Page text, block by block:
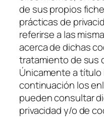
de sus propios
prácticas de
referirse a las
acerca de dichas
tratamiento de sus
Únicamente a
continuación los
pueden consultar
privacidad y/o de